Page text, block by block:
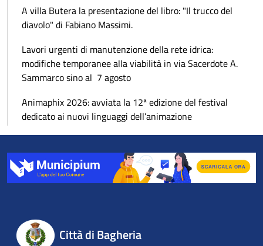
A villa Butera la presentazione del libro: "Il trucco del
diavolo" di Fabiano Massimi.
Lavori urgenti di manutenzione della rete idrica:
modifiche temporanee alla viabilità in via Sacerdote A.
Sammarco sino al 7 agosto
Animaphix 2026: avviata la 12ª edizione del festival
dedicato ai nuovi linguaggi dell’animazione
Città di Bagheria